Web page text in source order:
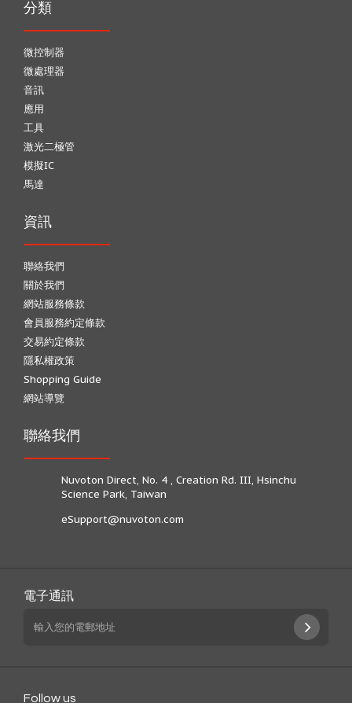
分類
微控制器
微處理器
音訊
應用
工具
激光二極管
模擬IC
馬達
資訊
聯絡我們
關於我們
網站服務條款
會員服務約定條款
交易約定條款
隱私權政策
Shopping Guide
網站導覽
聯絡我們
Nuvoton Direct, No. 4 , Creation Rd. III, Hsinchu
Science Park, Taiwan
eSupport@nuvoton.com
電子通訊
Follow us